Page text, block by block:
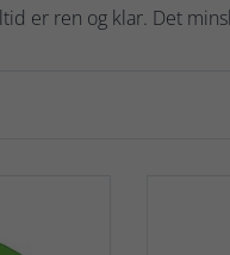
er ren og klar. Det